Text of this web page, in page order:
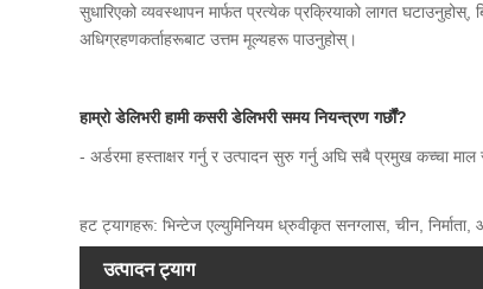
सुधारिएको व्यवस्थापन मार्फत प्रत्येक प्रक्रियाको लागत घटाउनुहोस्,
अधिग्रहणकर्ताहरूबाट उत्तम मूल्यहरू पाउनुहोस्।
हाम्रो डेलिभरी हामी कसरी डेलिभरी समय नियन्त्रण गर्छौं?
- अर्डरमा हस्ताक्षर गर्नु र उत्पादन सुरु गर्नु अघि सबै प्रमुख कच्चा
हट ट्यागहरू: भिन्टेज एल्युमिनियम ध्रुवीकृत सनग्लास, चीन,
उत्पादन ट्याग